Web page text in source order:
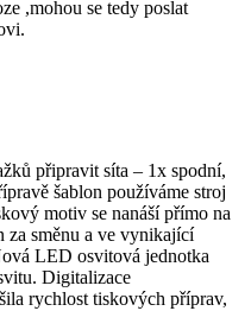
,mohou se tedy poslat
připravit síta – 1x spodní,
šablon používáme stroj
motiv se nanáší přímo na
za směnu a ve vynikající
LED osvitová jednotka
Digitalizace
rychlost tiskových příprav,